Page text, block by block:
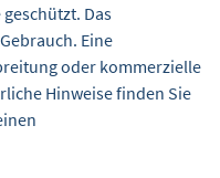
Das
Eine
oder kommerzielle
Hinweise finden Sie